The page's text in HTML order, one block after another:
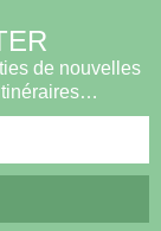
de nouvelles